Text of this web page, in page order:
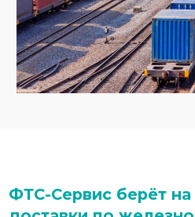
Стабильность: независимость от
Доставка до склада клиента (при
Отслеживание в пути и постоянный
контроль статуса